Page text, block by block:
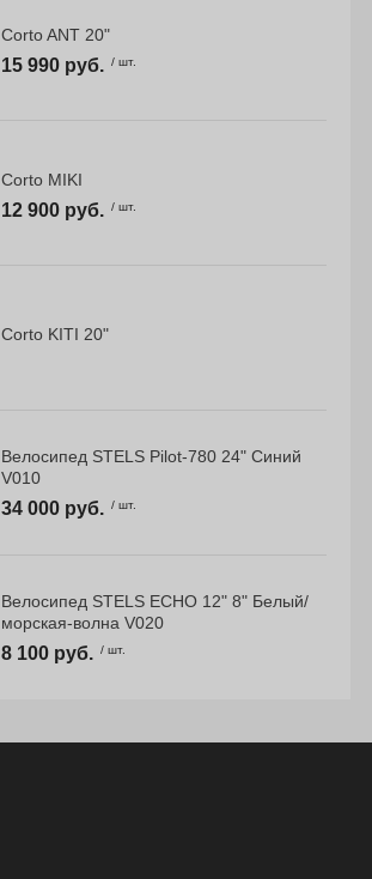
Corto ANT 20"
15 990 руб. / шт.
Corto MIKI
12 900 руб. / шт.
Corto KITI 20"
Велосипед STELS Pilot-780 24" Синий
V010
34 000 руб. / шт.
Велосипед STELS ECHO 12" 8" Белый/
морская-волна V020
8 100 руб. / шт.